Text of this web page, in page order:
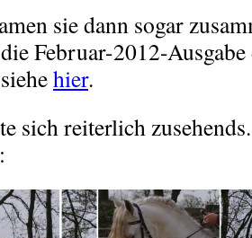
sie dann sogar
Februar-2012-
hier.
sich reiterlich